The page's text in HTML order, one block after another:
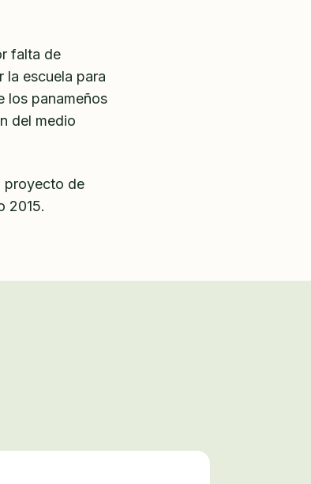
falta de
la escuela para
los panameños
del medio
proyecto de
2015.